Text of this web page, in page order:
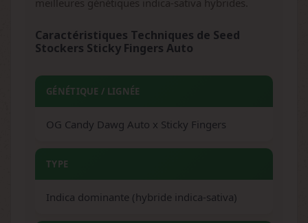
meilleures génétiques indica-sativa hybrides.
Caractéristiques Techniques de Seed
Stockers Sticky Fingers Auto
GÉNÉTIQUE / LIGNÉE
OG Candy Dawg Auto x Sticky Fingers
TYPE
Indica dominante (hybride indica-sativa)